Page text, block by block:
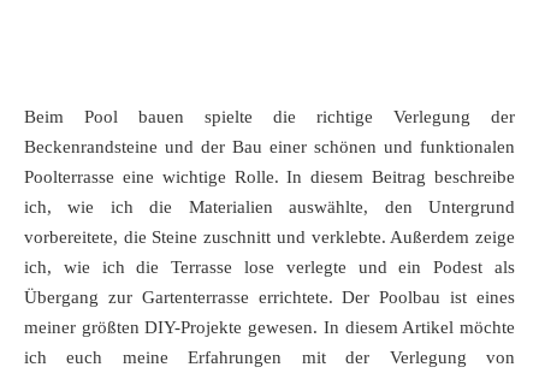
Beim Pool bauen spielte die richtige Verlegung der
Beckenrandsteine und der Bau einer schönen und funktionalen
Poolterrasse eine wichtige Rolle. In diesem Beitrag beschreibe
ich, wie ich die Materialien auswählte, den Untergrund
vorbereitete, die Steine zuschnitt und verklebte. Außerdem zeige
ich, wie ich die Terrasse lose verlegte und ein Podest als
Übergang zur Gartenterrasse errichtete. Der Poolbau ist eines
meiner größten DIY-Projekte gewesen. In diesem Artikel möchte
ich euch meine Erfahrungen mit der Verlegung von